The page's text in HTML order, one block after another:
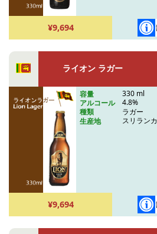
¥9,694
ライオン ラガー
容量
330 ml
アルコール
4.8%
種類
ラガー
生産地
スリランカ
¥9,694